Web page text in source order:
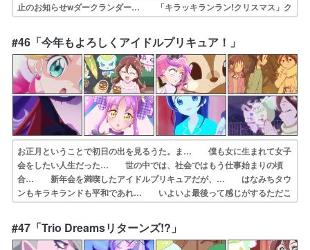
止のお知らせwダークランダー… 「キラッキランラン!クリスマス」ク
リスマ… 本日も本日とて懲りずに締め切りとランデブ… ダークラ
ンダーを恐れクリスマスを自粛する… クリスマスっていうのはね、シ
ャケを食べる… だいぶザックリしたクリスマス回タナカーン…
#46「今年もよろしくアイドルプリキュア！」
お正月ということで初日の出を見るうた。ま… 僕も女に生まれて女子
会をしたい人生だった… 世の中では、社会ではもう仕事始まりの頃
合… 新年会を満喫したアイドルプリキュアだが、… はなみちタウ
ンもキラキランドも平和であれ… いよいよ最後って感じがするただこ
の感じだ… 海老一染之助・染太郎ネタがわかる幼女先輩… 今回は
ハートの木型ダークランダーのデザイ… キラッキランランな初日の出
からのあけおめ… こころちゃん／キュアキュンキュンのアホ毛…
#47「Trio Dreamsリターンズ!?」